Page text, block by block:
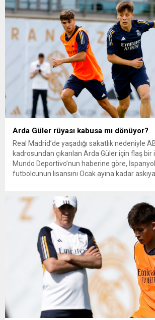
takımıyla henüz maça çıkamayan Arda...
Arda Güler rüyası kabusa mı dönüyor?
Real Madrid’de yaşadığı sakatlık nedeniyle
kadrosundan çıkarılan Arda Güler için flaş bir
Mundo Deportivo’nun haberine göre,
futbolcunun lisansını Ocak ayına kadar
yapılan açıklamada,...